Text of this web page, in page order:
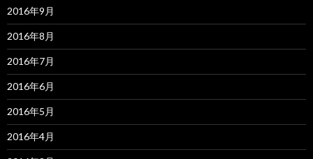
2016年9月
2016年8月
2016年7月
2016年6月
2016年5月
2016年4月